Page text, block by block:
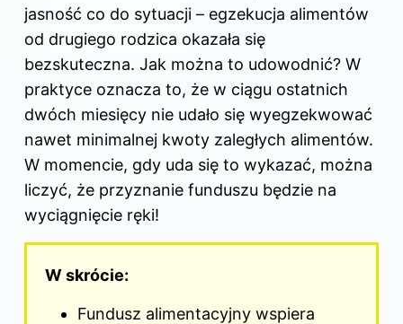
jasność co do sytuacji – egzekucja alimentów
od drugiego rodzica okazała się
bezskuteczna. Jak można to udowodnić? W
praktyce oznacza to, że w ciągu ostatnich
dwóch miesięcy nie udało się wyegzekwować
nawet minimalnej kwoty zaległych alimentów.
W momencie, gdy uda się to wykazać, można
liczyć, że przyznanie funduszu będzie na
wyciągnięcie ręki!
W skrócie:
Fundusz alimentacyjny wspiera